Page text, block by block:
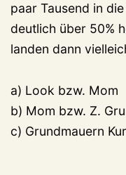
paar Tausend in
deutlich über 50%
landen dann
a) Look bzw. Mom
b) Mom bzw. Z.
c) Grundmauern